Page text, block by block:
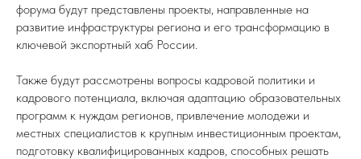
форума будут представлены проекты, направленные на
развитие инфраструктуры региона и его трансформацию в
ключевой экспортный хаб России.
Также будут рассмотрены вопросы кадровой политики и
кадрового потенциала, включая адаптацию образовательных
программ к нуждам регионов, привлечение молодежи и
местных специалистов к крупным инвестиционным проектам,
подготовку квалифицированных кадров, способных решать